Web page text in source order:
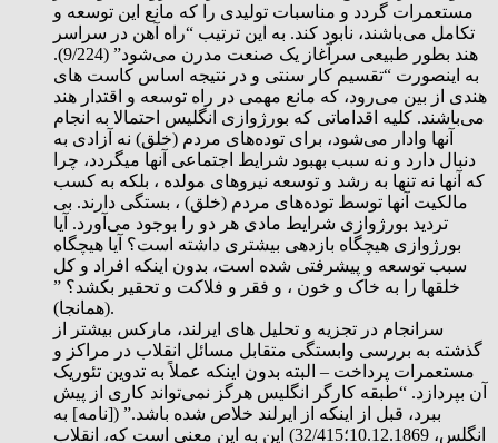
مستعمرات گردد و مناسبات تولیدی را که مانع این توسعه و
تکامل می‌باشند، نابود کند. به این ترتیب “راه آهن در سراسر
هند بطور طبیعی سرآغاز یک صنعت مدرن می‌شود” (9/224).
به اینصورت “تقسیم کار سنتی و در نتیجه اساس کاست های
هندی از بین می‌رود، که مانع مهمی در راه توسعه و اقتدار هند
می‌باشند. کلیه اقداماتی که بورژوازی انگلیس احتمالا به انجام
آنها وادار می‌شود، برای توده‌های مردم (خلق) نه آزادی به
دنبال دارد و نه سبب بهبود شرایط اجتماعی آنها میگردد، چرا
که آنها نه تنها به رشد و توسعه نیروهای مولده ، بلکه به کسب
مالکیت آنها توسط توده‌های مردم (خلق) ، بستگی دارند. بی
تردید بورژوازی شرایط مادی هر دو را بوجود می‌آورد. آیا
بورژوازی هیچگاه بازدهی بیشتری داشته است؟ آیا هیچگاه
سبب توسعه و پیشرفتی شده است، بدون اینکه افراد و کل
خلقها را به خاک و خون ، و فقر و فلاکت و تحقیر بکشد؟ ”
(همانجا).
سرانجام در تجزیه و تحلیل های ایرلند، مارکس بیشتر از
گذشته به بررسی وابستگی متقابل مسائل انقلاب در مراکز و
مستعمرات پرداخت – البته بدون اینکه عملاً به تدوین تئوریک
آن بپردازد. “طبقه کارگر انگلیس هرگز نمی‌تواند کاری از پیش
ببرد، قبل از اینکه از ایرلند خلاص شده باشد.” ([نامه] به
انگلس، 10.12.1869؛32/415) این به این معنی است که، انقلاب